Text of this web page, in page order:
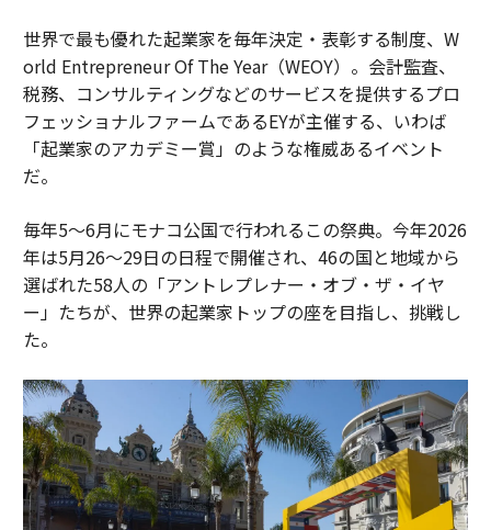
世界で最も優れた起業家を毎年決定・表彰する制度、W
orld Entrepreneur Of The Year（WEOY）。会計監査、
税務、コンサルティングなどのサービスを提供するプロ
フェッショナルファームであるEYが主催する、いわば
「起業家のアカデミー賞」のような権威あるイベント
だ。
毎年5〜6月にモナコ公国で行われるこの祭典。今年2026
年は5月26〜29日の日程で開催され、46の国と地域から
選ばれた58人の「アントレプレナー・オブ・ザ・イヤ
ー」たちが、世界の起業家トップの座を目指し、挑戦し
た。